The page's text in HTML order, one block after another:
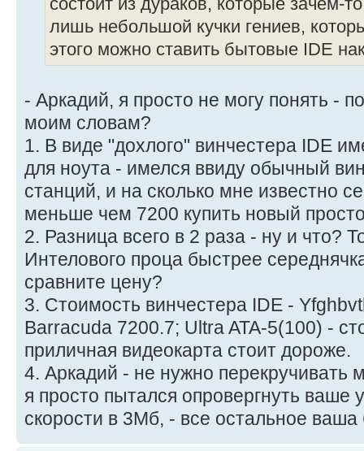
состоит из дураков, которые зачем-
лишь небольшой кучки гениев,
этого можно ставить бытовые IDE
- Аркадий, я просто не могу понять -
моим словам?
1. В виде "дохлого" винчестера IDE
для ноута - имелся ввиду обычный
станций, и на сколько мне известно
меньше чем 7200 купить новый
2. Разница всего в 2 раза - ну и что?
Интелового проца быстрее
сравните цену?
3. Стоимость винчестера IDE -
Barracuda 7200.7; Ultra ATA-5(100) -
приличная видеокарта стоит дороже.
4. Аркадий - не нужно перекручивать
я просто пытался опровергнуть ваше
скорости в 3Мб, - все остальное